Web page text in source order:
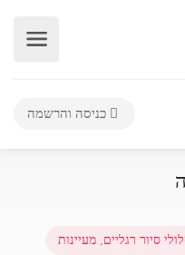
כניסה והרשמה
סיור רגליים, מעיינות